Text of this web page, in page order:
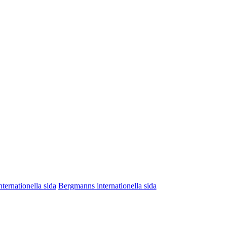
sida Bergmanns internationella sida